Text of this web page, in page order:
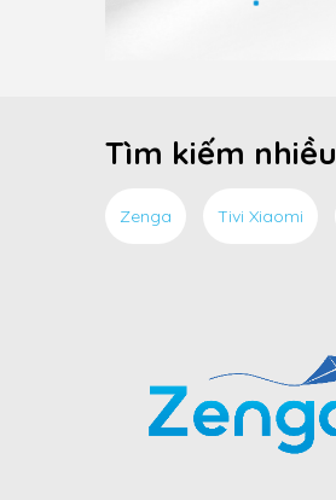
Tìm kiếm nhiều
Zenga Tivi Xiaomi